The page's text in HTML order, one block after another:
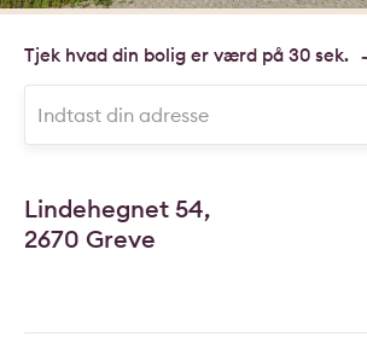
Tjek hvad din bolig er værd på 30 sek.
Lindehegnet 54,
2670 Greve